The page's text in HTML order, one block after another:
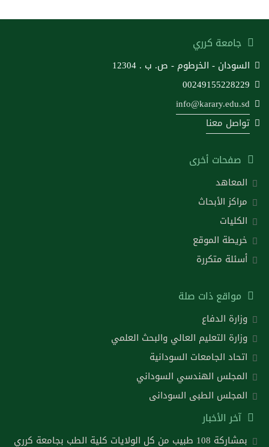
جامعة كرري
السودان - الخرطوم - ص. ب . 12304
00249155228229
info@karary.edu.sd
تواصل معنا
صفحات أخرى
المعاهد
مراكز الأبحاث
الكليات
خريطة الموقع
أسئلة متكررة
مواقع ذات صلة
وزارة الدفاع
وزارة التعليم العالي والبحث العلمي
اتحاد الجامعات السودانية
المجلس الهندسي السوداني
المجلس الطبى السودانى
آخر الأخبار
بمشاركة 108 طبيب من كل الولايات كلية الطب بجامعة كرري